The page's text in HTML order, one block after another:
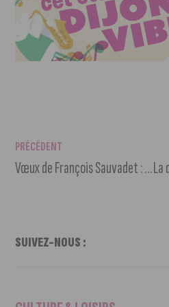
PRÉCÉDENT
Vœux de François Sauvadet : « Tenir bon et faire face ensemble »
SUIVEZ-NOUS :